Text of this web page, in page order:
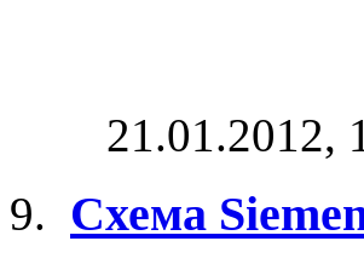
21.01.2012,
Схема